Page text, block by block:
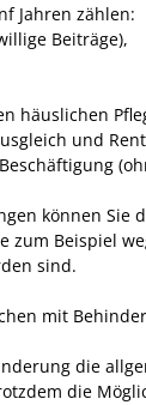
Jahren zählen:
Beiträge),
häuslichen
und
können Sie
zum Beispiel
sind.
mit
die
die